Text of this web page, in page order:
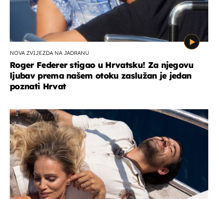
NOVA ZVIJEZDA NA JADRANU
Roger Federer stigao u Hrvatsku! Za njegovu
ljubav prema našem otoku zaslužan je jedan
poznati Hrvat